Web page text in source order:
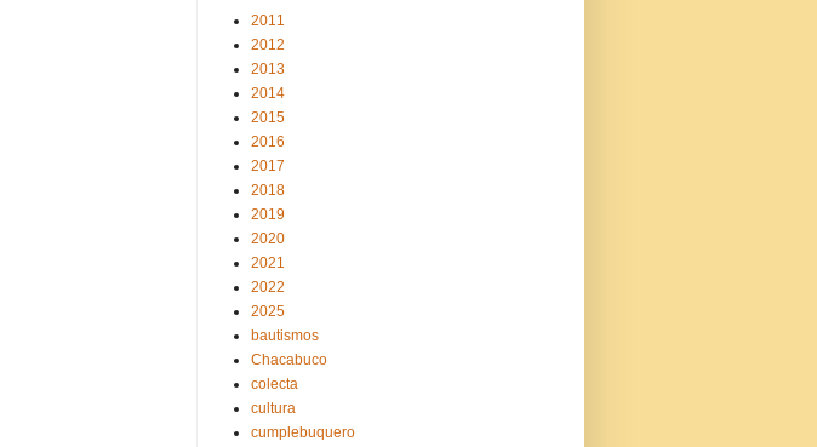
2011
2012
2013
2014
2015
2016
2017
2018
2019
2020
2021
2022
2025
bautismos
Chacabuco
colecta
cultura
cumplebuquero